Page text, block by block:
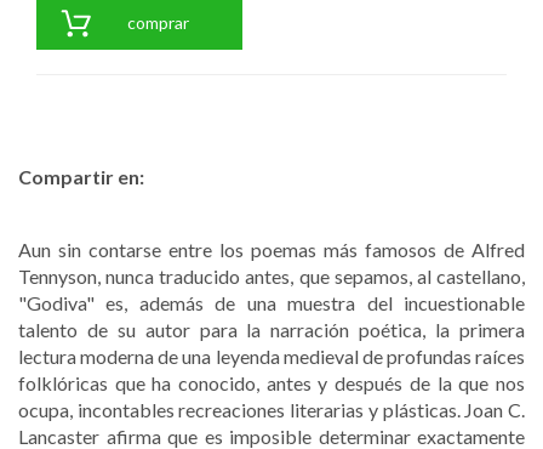
comprar
Compartir en:
Aun sin contarse entre los poemas más famosos de Alfred
Tennyson, nunca traducido antes, que sepamos, al castellano,
"Godiva" es, además de una muestra del incuestionable
talento de su autor para la narración poética, la primera
lectura moderna de una leyenda medieval de profundas raíces
folklóricas que ha conocido, antes y después de la que nos
ocupa, incontables recreaciones literarias y plásticas. Joan C.
Lancaster afirma que es imposible determinar exactamente